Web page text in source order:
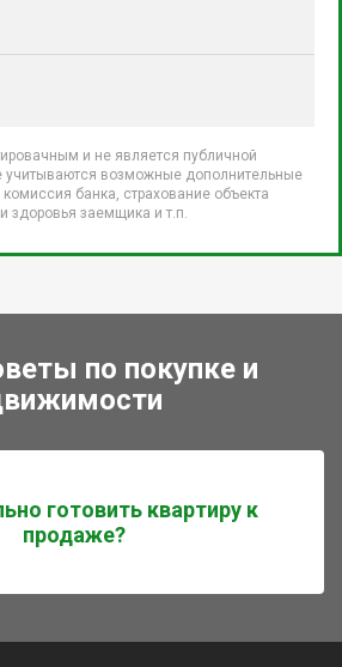
и не является публичной
учитываются возможные дополнительные
банка, страхование объекта
здоровья заемщика и т.п.
по покупке и
готовить квартиру к
продаже?